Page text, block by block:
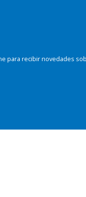
para recibir novedades